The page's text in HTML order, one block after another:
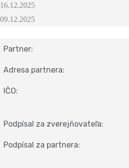
16.12.2025
09.12.2025
Partner:
Adresa partnera:
IČO:
Podpísal za zverejňovateľa:
Podpísal za partnera: